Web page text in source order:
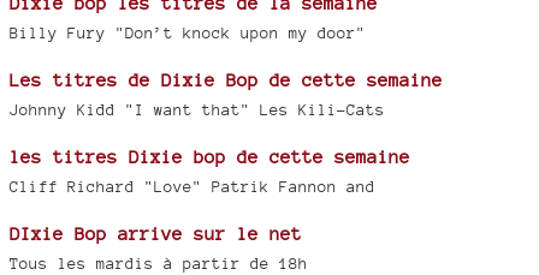
Billy Fury "Don’t knock upon my door"
Les titres de Dixie Bop de cette semaine
Johnny Kidd "I want that" Les Kili-Cats
les titres Dixie bop de cette semaine
Cliff Richard "Love" Patrik Fannon and
DIxie Bop arrive sur le net
Tous les mardis à partir de 18h